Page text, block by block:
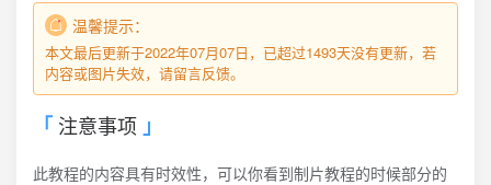
温馨提示：
本文最后更新于2022年07月07日，已超过1493天没有更新，若
内容或图片失效，请留言反馈。
注意事项
此教程的内容具有时效性，可以你看到制片教程的时候部分的